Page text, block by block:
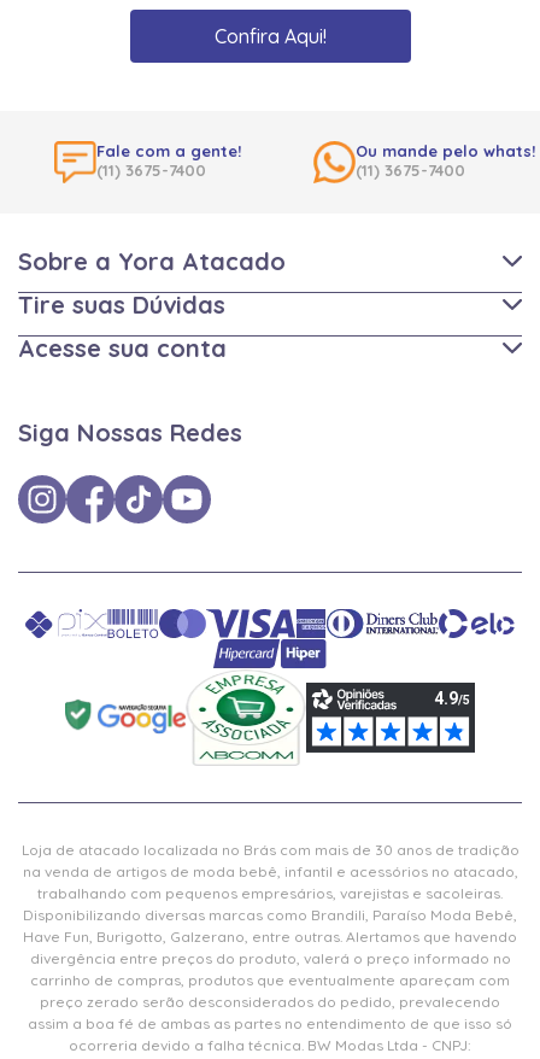
Confira Aqui!
Fale com a gente!
(11) 3675-7400
Ou mande pelo whats!
(11) 3675-7400
Sobre a Yora Atacado
Tire suas Dúvidas
Acesse sua conta
Siga Nossas Redes
Loja de atacado localizada no Brás com mais de 30 anos de tradição
na venda de artigos de moda bebê, infantil e acessórios no atacado,
trabalhando com pequenos empresários, varejistas e sacoleiras.
Disponibilizando diversas marcas como Brandili, Paraíso Moda Bebê,
Have Fun, Burigotto, Galzerano, entre outras. Alertamos que havendo
divergência entre preços do produto, valerá o preço informado no
carrinho de compras, produtos que eventualmente apareçam com
preço zerado serão desconsiderados do pedido, prevalecendo
assim a boa fé de ambas as partes no entendimento de que isso só
ocorreria devido a falha técnica. BW Modas Ltda - CNPJ: